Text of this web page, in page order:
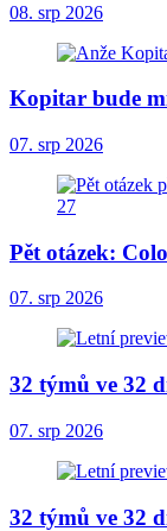
08. srp 2026
Kopitar bude
07. srp 2026
Pět otázek:
07. srp 2026
32 týmů ve 32
07. srp 2026
32 týmů ve 32